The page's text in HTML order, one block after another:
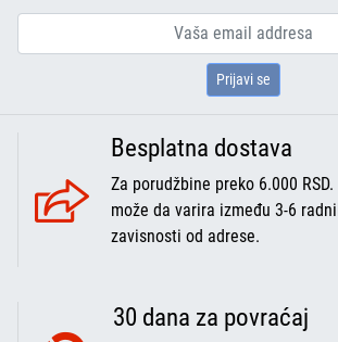
Prijavi se
Besplatna dostava
Za porudžbine preko 6.000
može da varira između 3-6
zavisnosti od adrese.
30 dana za povraćaj